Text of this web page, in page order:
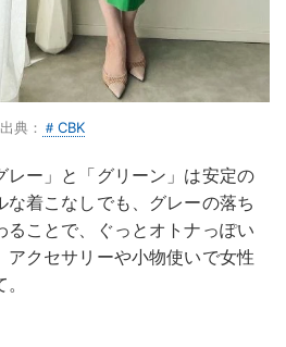
出典： ＃CBK
レー」と「グリーン」は安定の
着こなしでも、グレーの落ち
ことで、ぐっとオトナっぽい
クセサリーや小物使いで女性